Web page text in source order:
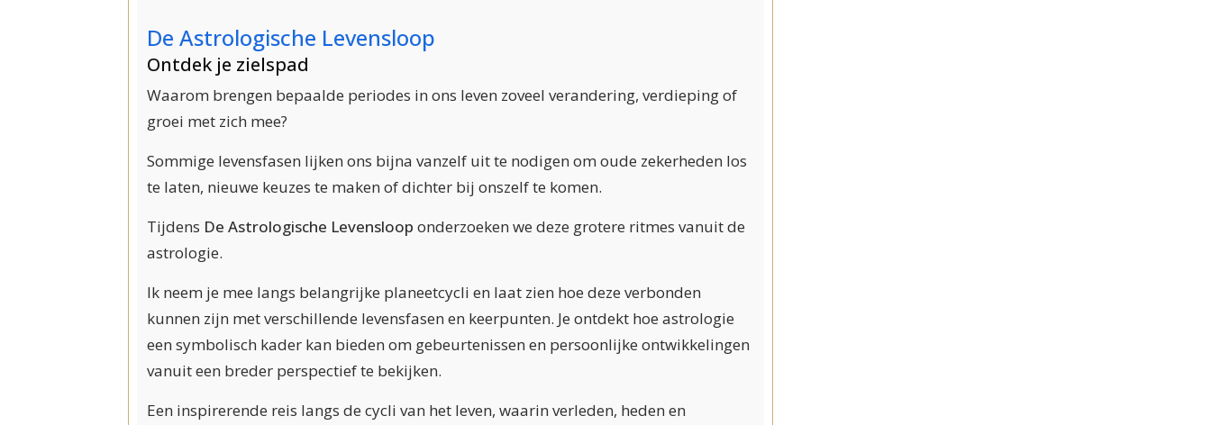
De Astrologische Levensloop
Ontdek je zielspad
Waarom brengen bepaalde periodes in ons leven zoveel verandering, verdieping of
groei met zich mee?
Sommige levensfasen lijken ons bijna vanzelf uit te nodigen om oude zekerheden los
te laten, nieuwe keuzes te maken of dichter bij onszelf te komen.
Tijdens De Astrologische Levensloop onderzoeken we deze grotere ritmes vanuit de
astrologie.
Ik neem je mee langs belangrijke planeetcycli en laat zien hoe deze verbonden
kunnen zijn met verschillende levensfasen en keerpunten. Je ontdekt hoe astrologie
een symbolisch kader kan bieden om gebeurtenissen en persoonlijke ontwikkelingen
vanuit een breder perspectief te bekijken.
Een inspirerende reis langs de cycli van het leven, waarin verleden, heden en